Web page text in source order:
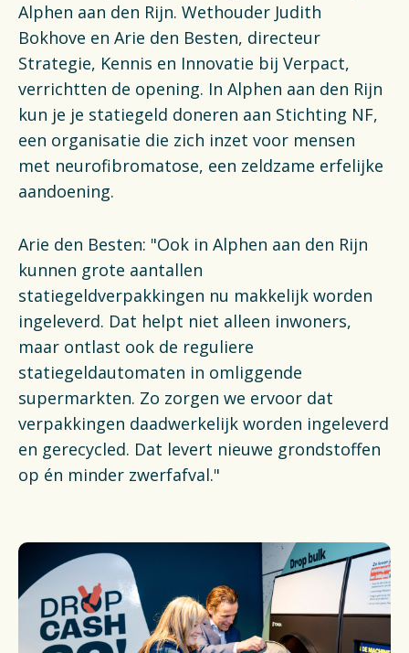
Alphen aan den Rijn. Wethouder Judith
Bokhove en Arie den Besten, directeur
Strategie, Kennis en Innovatie bij Verpact,
verrichtten de opening. In Alphen aan den Rijn
kun je je statiegeld doneren aan Stichting NF,
een organisatie die zich inzet voor mensen
met neurofibromatose, een zeldzame erfelijke
aandoening.
Arie den Besten: "Ook in Alphen aan den Rijn
kunnen grote aantallen
statiegeldverpakkingen nu makkelijk worden
ingeleverd. Dat helpt niet alleen inwoners,
maar ontlast ook de reguliere
statiegeldautomaten in omliggende
supermarkten. Zo zorgen we ervoor dat
verpakkingen daadwerkelijk worden ingeleverd
en gerecycled. Dat levert nieuwe grondstoffen
op én minder zwerfafval."